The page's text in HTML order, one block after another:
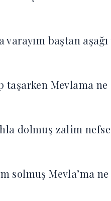
varayım baştan aşağı
taşarken Mevlama
dolmuş zalim
solmuş Mevla’ma